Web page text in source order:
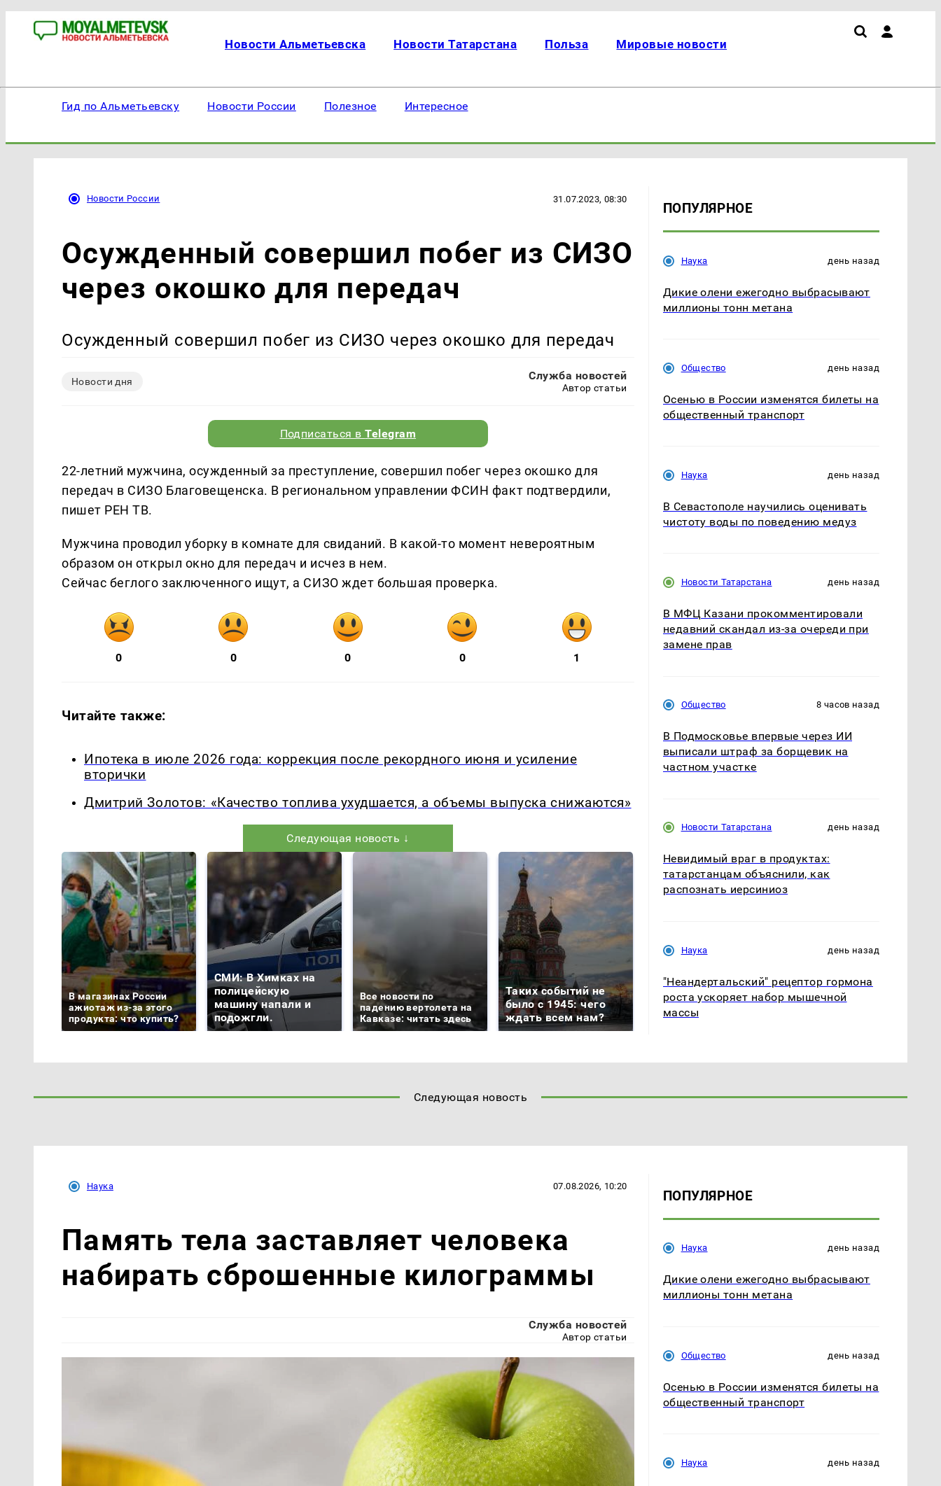
Новости Альметьевска Новости Татарстана Польза Мировые новости
Гид по Альметьевску Новости России Полезное Интересное
Новости России 31.07.2023, 08:30
Осужденный совершил побег из СИЗО
через окошко для передач
Осужденный совершил побег из СИЗО через окошко для передач
Новости дня Служба новостей
Автор статьи
Подписаться вTelegram
22-летний мужчина, осужденный за преступление, совершил побег через окошко для
передач в СИЗО Благовещенска. В региональном управлении ФСИН факт подтвердили,
пишет РЕН ТВ.
Мужчина проводил уборку в комнате для свиданий. В какой-то момент невероятным
образом он открыл окно для передач и исчез в нем.
Сейчас беглого заключенного ищут, а СИЗО ждет большая проверка.
0 0 0 0 1
Читайте также:
Ипотека в июле 2026 года: коррекция после рекордного июня и усиление
вторички
Дмитрий Золотов: «Качество топлива ухудшается, а объемы выпуска снижаются»
Следующая новость ↓
В магазинах России
ажиотаж из-за этого
продукта: что купить?
СМИ: В Химках на
полицейскую
машину напали и
подожгли.
Все новости по
падению вертолета на
Кавказе: читать здесь
Таких событий не
было с 1945: чего
ждать всем нам?
Где будет встреча
президентов США и
России: Европа?
На Урале из казны
были украдены 18
ПОПУЛЯРНОЕ
Наука день назад
Дикие олени ежегодно выбрасывают
миллионы тонн метана
Общество день назад
Осенью в России изменятся билеты на
общественный транспорт
Наука день назад
В Севастополе научились оценивать
чистоту воды по поведению медуз
Новости Татарстана день назад
В МФЦ Казани прокомментировали
недавний скандал из-за очереди при
замене прав
Общество 8 часов назад
В Подмосковье впервые через ИИ
выписали штраф за борщевик на
частном участке
Новости Татарстана день назад
Невидимый враг в продуктах:
татарстанцам объяснили, как
распознать иерсиниоз
Наука день назад
"Неандертальский" рецептор гормона
роста ускоряет набор мышечной
массы
Следующая новость
Наука 07.08.2026, 10:20
Память тела заставляет человека
набирать сброшенные килограммы
Служба новостей
Автор статьи
ПОПУЛЯРНОЕ
Наука день назад
Дикие олени ежегодно выбрасывают
миллионы тонн метана
Общество день назад
Осенью в России изменятся билеты на
общественный транспорт
Наука день назад